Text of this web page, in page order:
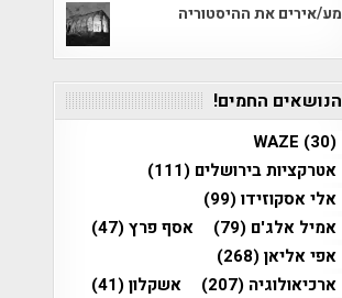
מע/אירים את ההיסטוריה
הנושאים החמים!
WAZE (30)
אטרקציות בירושלים (111)
אלי אסקוזידו(99)
אמיל אלג'ם (79) אסף פרץ(47)
אפי אליאן(268)
ארכיאולוגיה (207) אשקלון(41)